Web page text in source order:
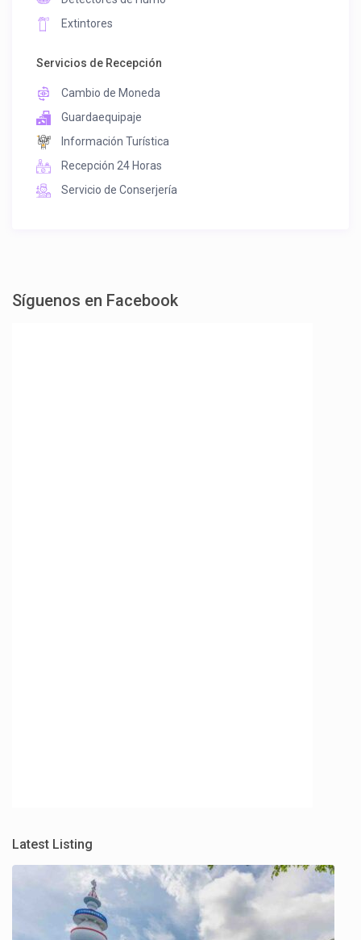
Extintores
Servicios de Recepción
Cambio de Moneda
Guardaequipaje
Información Turística
Recepción 24 Horas
Servicio de Conserjería
Síguenos en Facebook
Latest Listing